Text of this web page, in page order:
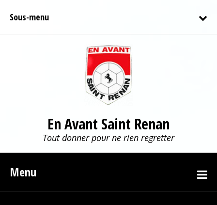
Sous-menu
En Avant Saint Renan
Tout donner pour ne rien regretter
Menu